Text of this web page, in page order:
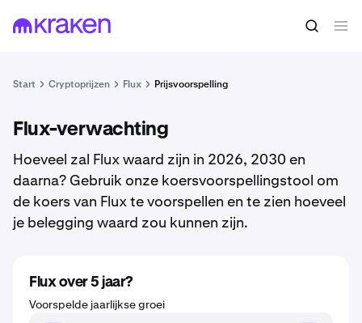
Start Cryptoprijzen Flux Prijsvoorspelling
Flux-verwachting
Hoeveel zal Flux waard zijn in 2026, 2030 en
daarna? Gebruik onze koersvoorspellingstool om
de koers van Flux te voorspellen en te zien hoeveel
je belegging waard zou kunnen zijn.
Flux over 5 jaar?
Voorspelde jaarlijkse groei